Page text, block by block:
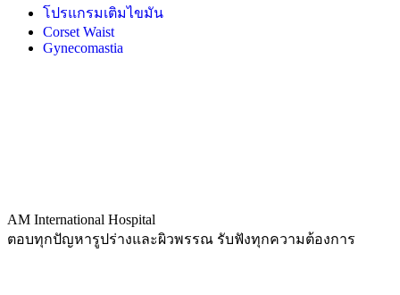
โปรแกรมเติมไขมัน
Corset Waist
Gynecomastia
AM International Hospital
ตอบทุกปัญหารูปร่างและผิวพรรณ รับฟังทุกความต้องการ